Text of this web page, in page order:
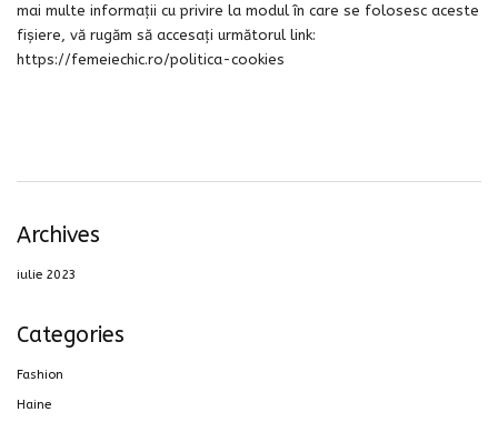
mai multe informații cu privire la modul în care se folosesc aceste
fișiere, vă rugăm să accesați următorul link:
https://femeiechic.ro/politica-cookies
Archives
iulie 2023
Categories
Fashion
Haine